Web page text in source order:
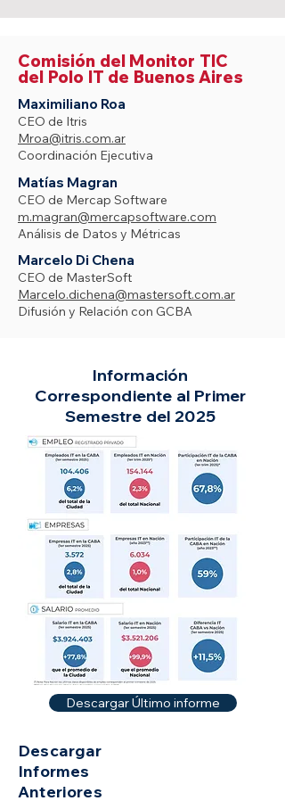
Comisión del Monitor TIC
del Polo IT de Buenos Aires
Maximiliano Roa
CEO de Itris
Mroa@itris.com.ar
Coordinación Ejecutiva
Matías Magran
CEO de Mercap Software
m.magran@mercapsoftware.com
Análisis de Datos y Métricas
Marcelo Di Chena
CEO de MasterSoft
Marcelo.dichena@mastersoft.com.ar
Difusión y Relación con GCBA
Información
Correspondiente al Primer
Semestre del 2025
Descargar Último informe
Descargar
Informes
Anteriores